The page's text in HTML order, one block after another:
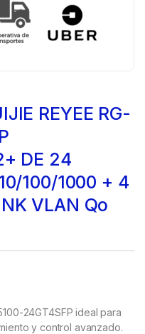
REYEE RG-
DE 24
100/1000 + 4
VLAN Qo
24GT4SFP ideal para
y control avanzado.